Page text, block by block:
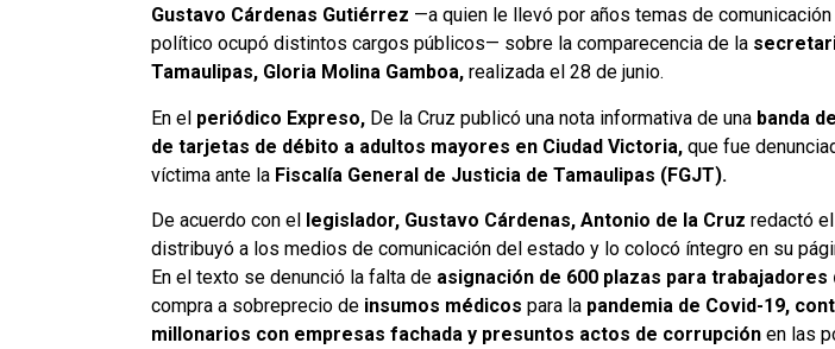
Gustavo Cárdenas Gutiérrez —a quien le llevó por años temas de comunicación
político ocupó distintos cargos públicos— sobre la comparecencia de la
Tamaulipas, Gloria Molina Gamboa, realizada el 28 de junio.
En el periódico Expreso, De la Cruz publicó una nota informativa de una banda
de tarjetas de débito a adultos mayores en Ciudad Victoria, que fue
víctima ante la Fiscalía General de Justicia de Tamaulipas (FGJT).
De acuerdo con el legislador, Gustavo Cárdenas, Antonio de la Cruz redactó
distribuyó a los medios de comunicación del estado y lo colocó íntegro en su
En el texto se denunció la falta de asignación de 600 plazas para trabajadores
compra a sobreprecio de insumos médicos para la pandemia de Covid-19,
millonarios con empresas fachada y presuntos actos de corrupción en las